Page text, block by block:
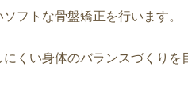
フトな骨盤矯正を行います。
くい身体のバランスづくりを